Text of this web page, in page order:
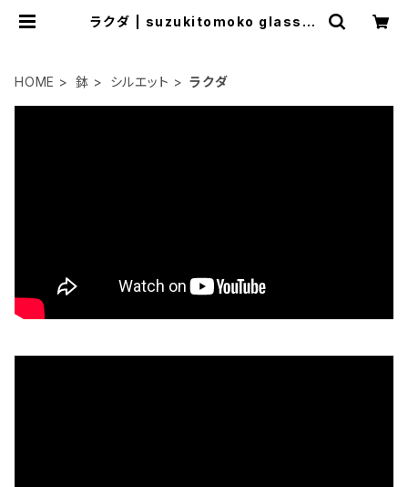
ラクダ | suzukitomoko glassst
HOME 鉢 シルエット ラクダ